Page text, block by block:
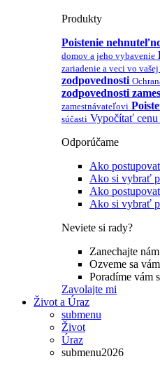
Produkty
Poistenie
domov a jeho vybavenie
zariadenie a veci vo
zodpovednosti
zodpovednosti
zamestnávateľovi
súčasti Vypočítať cenu
Odporúčame
Ako
Ako si vybrať
Ako
Ako si vybrať
Neviete si rady?
Zanechajte
Ozveme sa
Poradíme vám
Zavolajte mi
Život a Úraz
submenu
Život
Úraz
submenu2026